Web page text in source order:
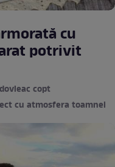
cu
potrivit
copt
cu atmosfera toamnei